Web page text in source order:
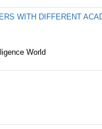
WITH DIFFERENT
World